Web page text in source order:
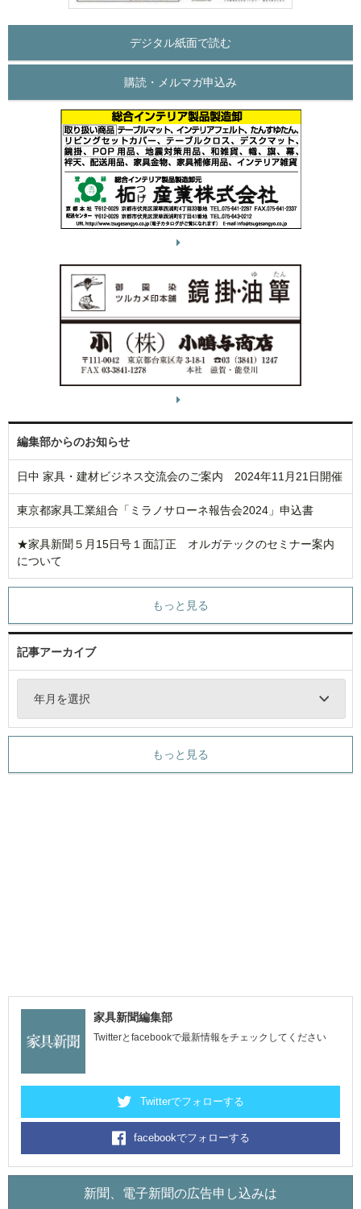
デジタル紙面で読む
購読・メルマガ申込み
編集部からのお知らせ
日中 家具・建材ビジネス交流会のご案内 2024年11月21日開催
東京都家具工業組合「ミラノサローネ報告会2024」申込書
★家具新聞５月15日号１面訂正 オルガテックのセミナー案内
について
もっと見る
記事アーカイブ
年月を選択
もっと見る
家具新聞編集部
Twitterとfacebookで最新情報をチェックしてください
Twitterでフォローする
facebookでフォローする
新聞、電子新聞の広告申し込みは